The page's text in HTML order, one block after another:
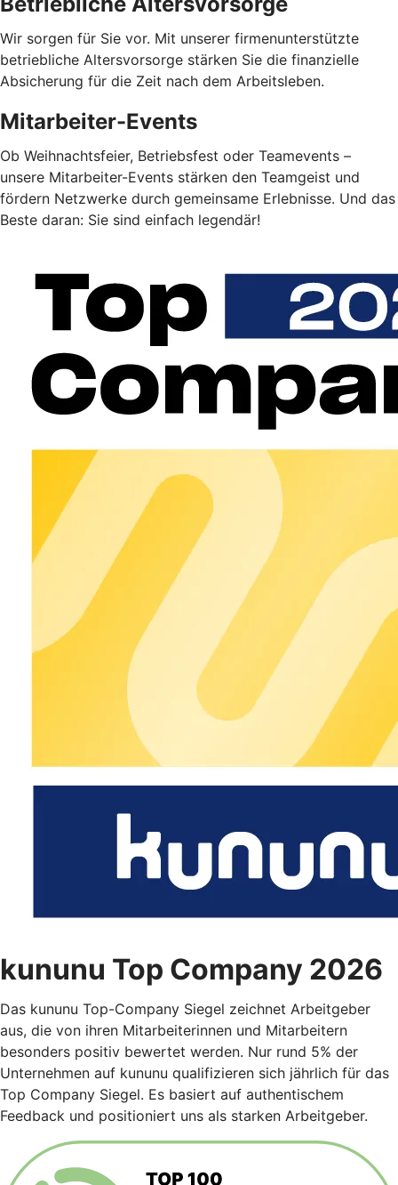
Wir sorgen für Sie vor. Mit unserer firmenunterstützte
betriebliche Altersvorsorge stärken Sie die finanzielle
Absicherung für die Zeit nach dem Arbeitsleben.
Mitarbeiter-Events
Ob Weihnachtsfeier, Betriebsfest oder Teamevents –
unsere Mitarbeiter-Events stärken den Teamgeist und
fördern Netzwerke durch gemeinsame Erlebnisse. Und das
Beste daran: Sie sind einfach legendär!
kununu Top Company 2026
Das kununu Top-Company Siegel zeichnet Arbeitgeber
aus, die von ihren Mitarbeiterinnen und Mitarbeitern
besonders positiv bewertet werden. Nur rund 5% der
Unternehmen auf kununu qualifizieren sich jährlich für das
Top Company Siegel. Es basiert auf authentischem
Feedback und positioniert uns als starken Arbeitgeber.